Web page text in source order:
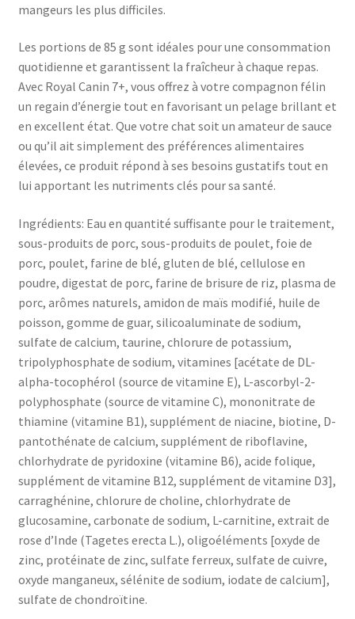
mangeurs les plus difficiles.
Les portions de 85 g sont idéales pour une consommation
quotidienne et garantissent la fraîcheur à chaque repas.
Avec Royal Canin 7+, vous offrez à votre compagnon félin
un regain d’énergie tout en favorisant un pelage brillant et
en excellent état. Que votre chat soit un amateur de sauce
ou qu’il ait simplement des préférences alimentaires
élevées, ce produit répond à ses besoins gustatifs tout en
lui apportant les nutriments clés pour sa santé.
Ingrédients: Eau en quantité suffisante pour le traitement,
sous-produits de porc, sous-produits de poulet, foie de
porc, poulet, farine de blé, gluten de blé, cellulose en
poudre, digestat de porc, farine de brisure de riz, plasma de
porc, arômes naturels, amidon de maïs modifié, huile de
poisson, gomme de guar, silicoaluminate de sodium,
sulfate de calcium, taurine, chlorure de potassium,
tripolyphosphate de sodium, vitamines [acétate de DL-
alpha-tocophérol (source de vitamine E), L-ascorbyl-2-
polyphosphate (source de vitamine C), mononitrate de
thiamine (vitamine B1), supplément de niacine, biotine, D-
pantothénate de calcium, supplément de riboflavine,
chlorhydrate de pyridoxine (vitamine B6), acide folique,
supplément de vitamine B12, supplément de vitamine D3],
carraghénine, chlorure de choline, chlorhydrate de
glucosamine, carbonate de sodium, L-carnitine, extrait de
rose d’Inde (Tagetes erecta L.), oligoéléments [oxyde de
zinc, protéinate de zinc, sulfate ferreux, sulfate de cuivre,
oxyde manganeux, sélénite de sodium, iodate de calcium],
sulfate de chondroïtine.